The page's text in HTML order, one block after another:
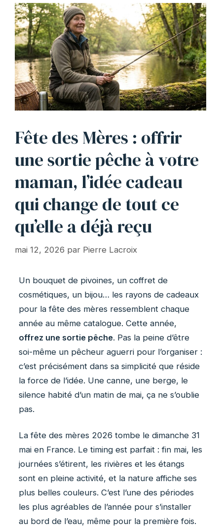
Fête des Mères : offrir
une sortie pêche à votre
maman, l’idée cadeau
qui change de tout ce
qu’elle a déjà reçu
mai 12, 2026 par Pierre Lacroix
Un bouquet de pivoines, un coffret de
cosmétiques, un bijou… les rayons de cadeaux
pour la fête des mères ressemblent chaque
année au même catalogue. Cette année,
offrez une sortie pêche. Pas la peine d’être
soi-même un pêcheur aguerri pour l’organiser :
c’est précisément dans sa simplicité que réside
la force de l’idée. Une canne, une berge, le
silence habité d’un matin de mai, ça ne s’oublie
pas.
La fête des mères 2026 tombe le dimanche 31
mai en France. Le timing est parfait : fin mai, les
journées s’étirent, les rivières et les étangs
sont en pleine activité, et la nature affiche ses
plus belles couleurs. C’est l’une des périodes
les plus agréables de l’année pour s’installer
au bord de l’eau, même pour la première fois.